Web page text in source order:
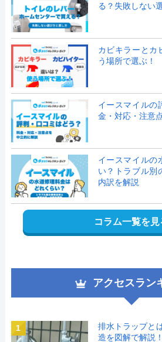
る？失敗しない
カビキラーとカ
う場所で選ぶ！
イースマイルの
金・対応・注意
イースマイルの
い？トラブル別
内訳を解説
コラム一覧を見
アクセスラン
1
排水トラップと
造を図解で解説！